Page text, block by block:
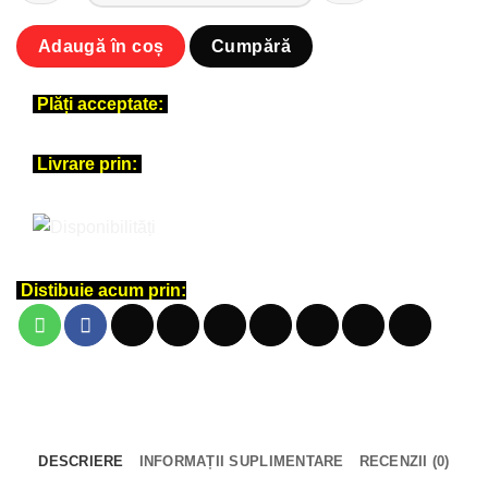
Cantitate
Tricou
unisex
Bike
Your
Bike
Adaugă în coș Cumpără
Plăți acceptate:
Livrare prin:
Distibuie acum prin:
DESCRIERE INFORMAȚII SUPLIMENTARE RECENZII (0)